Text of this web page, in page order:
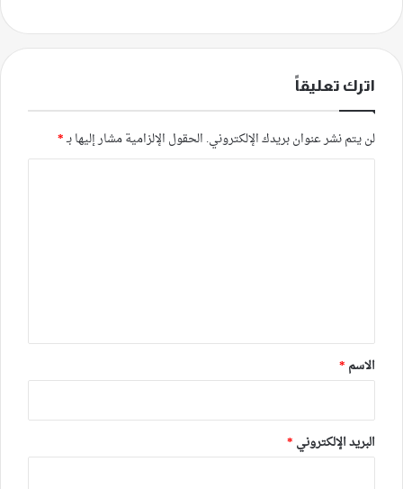
اترك تعليقاً
لن يتم نشر عنوان بريدك الإلكتروني. الحقول الإلزامية مشار إليها بـ*
*
الاسم *
البريد الإلكتروني *